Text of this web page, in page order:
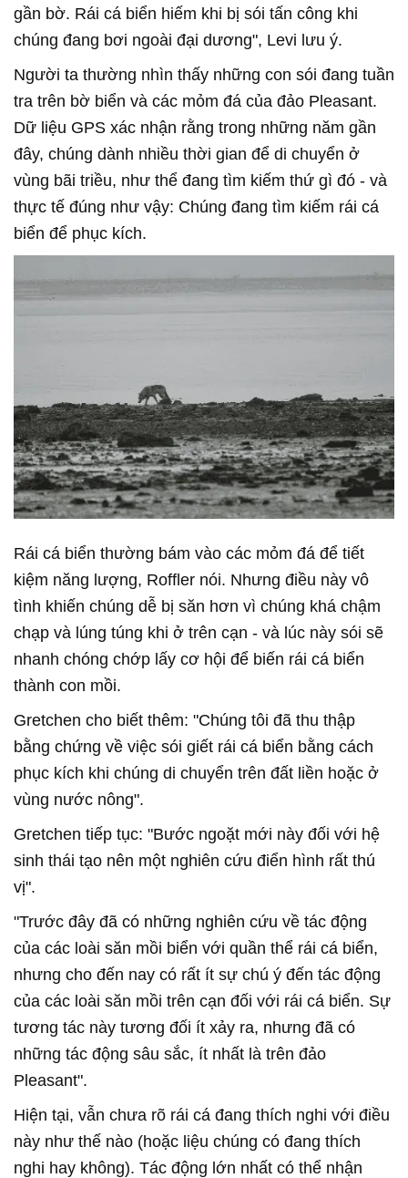
gần bờ. Rái cá biển hiếm khi bị sói tấn công khi
chúng đang bơi ngoài đại dương", Levi lưu ý.
Người ta thường nhìn thấy những con sói đang tuần
tra trên bờ biển và các mỏm đá của đảo Pleasant.
Dữ liệu GPS xác nhận rằng trong những năm gần
đây, chúng dành nhiều thời gian để di chuyển ở
vùng bãi triều, như thể đang tìm kiếm thứ gì đó - và
thực tế đúng như vậy: Chúng đang tìm kiếm rái cá
biển để phục kích.
Rái cá biển thường bám vào các mỏm đá để tiết
kiệm năng lượng, Roffler nói. Nhưng điều này vô
tình khiến chúng dễ bị săn hơn vì chúng khá chậm
chạp và lúng túng khi ở trên cạn - và lúc này sói sẽ
nhanh chóng chớp lấy cơ hội để biến rái cá biển
thành con mồi.
Gretchen cho biết thêm: "Chúng tôi đã thu thập
bằng chứng về việc sói giết rái cá biển bằng cách
phục kích khi chúng di chuyển trên đất liền hoặc ở
vùng nước nông".
Gretchen tiếp tục: "Bước ngoặt mới này đối với hệ
sinh thái tạo nên một nghiên cứu điển hình rất thú
vị".
"Trước đây đã có những nghiên cứu về tác động
của các loài săn mồi biển với quần thể rái cá biển,
nhưng cho đến nay có rất ít sự chú ý đến tác động
của các loài săn mồi trên cạn đối với rái cá biển. Sự
tương tác này tương đối ít xảy ra, nhưng đã có
những tác động sâu sắc, ít nhất là trên đảo
Pleasant".
Hiện tại, vẫn chưa rõ rái cá đang thích nghi với điều
này như thế nào (hoặc liệu chúng có đang thích
nghi hay không). Tác động lớn nhất có thể nhận